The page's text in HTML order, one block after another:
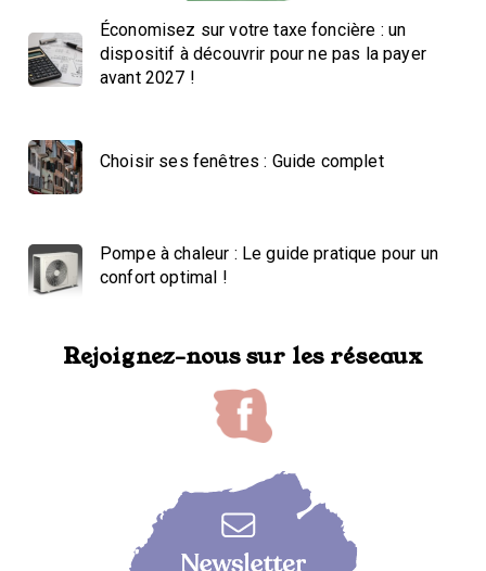
Économisez sur votre taxe foncière : un
dispositif à découvrir pour ne pas la payer
avant 2027 !
Choisir ses fenêtres : Guide complet
Pompe à chaleur : Le guide pratique pour un
confort optimal !
Rejoignez-nous sur les réseaux